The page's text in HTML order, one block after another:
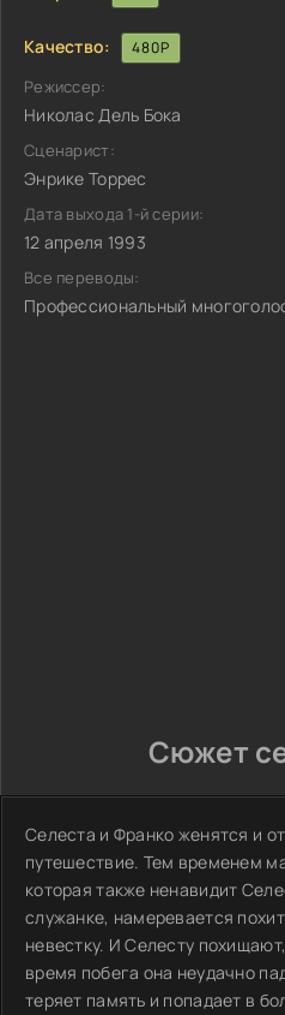
Качество: 480P
Режиссер:
Николас Дель Бока
Сценарист:
Энрике Торрес
Дата выхода 1-й серии:
12 апреля 1993
Все переводы:
Профессиональный
Сюжет
Селеста и Франко женятся и
путешествие. Тем временем
которая также ненавидит
служанке, намеревается
невестку. И Селесту
время побега она неудачно
теряет память и попадает в